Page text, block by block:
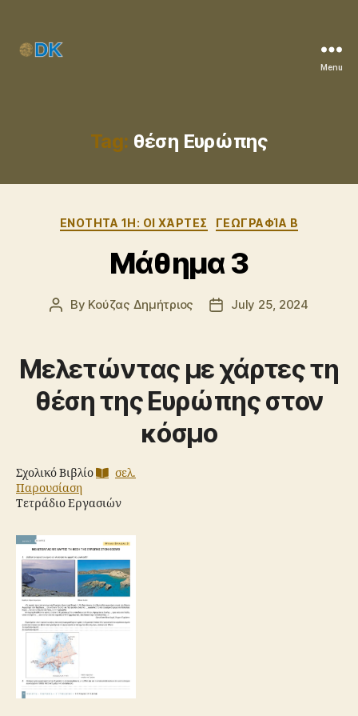
Menu
Tag: θέση Ευρώπης
Categories
ENOTHTA 1Η: ΟΙ ΧΆΡΤΕΣ ΓΕΩΓΡΑΦΊΑ Β
Μάθημα 3
Post
By Κούζας Δημήτριος
PostJuly 25, 2024
Μελετώντας με χάρτες τη
θέση της Ευρώπης στον
κόσμο
Σχολικό Βιβλίο
σελ.
Παρουσίαση
Τετράδιο Εργασιών